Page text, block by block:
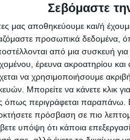
Σεβόμαστε
μας αποθηκεύουμε και/ή
προσωπικά δεδομένα,
από μια συσκευή για
έρευνα ακροατηρίου
να χρησιμοποιήσουμε
Μπορείτε να κάνετε κλικ
περιγράφεται παραπάνω.
πρόσβαση σε πιο
υπόψη ότι κάποια
πρόσκαιρες
σποραδικές
θα αυξηθούν
σημειωθούν τοπικές
3 με 4 και
3 με 4 μποφόρ.
έως 30 βαθμούς Κελσίου.